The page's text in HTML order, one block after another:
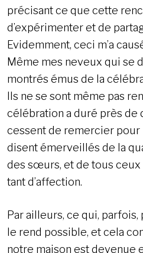
précisant ce que cette
d’expérimenter et de
Evidemment, ceci m’a
Même mes neveux qui se
montrés émus de la
Ils ne se sont même pas
célébration a duré près de
cessent de remercier pour
disent émerveillés de la
des sœurs, et de tous
tant d’affection.
Par ailleurs, ce qui,
le rend possible, et cela
notre maison est devenue